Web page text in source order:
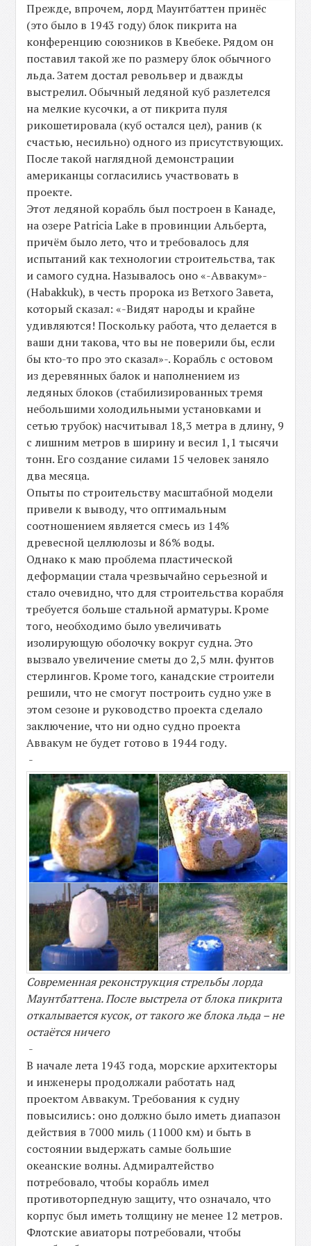
Прежде, впрочем, лорд Маунтбаттен принёс
(это было в 1943 году) блок пикрита на
конференцию союзников в Квебеке. Рядом он
поставил такой же по размеру блок обычного
льда. Затем достал револьвер и дважды
выстрелил. Обычный ледяной куб разлетелся
на мелкие кусочки, а от пикрита пуля
рикошетировала (куб остался цел), ранив (к
счастью, несильно) одного из присутствующих.
После такой наглядной демонстрации
американцы согласились участвовать в
проекте.
Этот ледяной корабль был построен в Канаде,
на озере Patricia Lake в провинции Альберта,
причём было лето, что и требовалось для
испытаний как технологии строительства, так
и самого судна. Называлось оно «-Аввакум»-
(Habakkuk), в честь пророка из Ветхого Завета,
который сказал: «-Видят народы и крайне
удивляются! Поскольку работа, что делается в
ваши дни такова, что вы не поверили бы, если
бы кто-то про это сказал»-. Корабль с остовом
из деревянных балок и наполнением из
ледяных блоков (стабилизированных тремя
небольшими холодильными установками и
сетью трубок) насчитывал 18,3 метра в длину, 9
с лишним метров в ширину и весил 1,1 тысячи
тонн. Его создание силами 15 человек заняло
два месяца.
Опыты по строительству масштабной модели
привели к выводу, что оптимальным
соотношением является смесь из 14%
древесной целлюлозы и 86% воды.
Однако к маю проблема пластической
деформации стала чрезвычайно серьезной и
стало очевидно, что для строительства корабля
требуется больше стальной арматуры. Кроме
того, необходимо было увеличивать
изолирующую оболочку вокруг судна. Это
вызвало увеличение сметы до 2,5 млн. фунтов
стерлингов. Кроме того, канадские строители
решили, что не смогут построить судно уже в
этом сезоне и руководство проекта сделало
заключение, что ни одно судно проекта
Аввакум не будет готово в 1944 году.
-
Современная реконструкция стрельбы лорда
Маунтбаттена. После выстрела от блока пикрита
откалывается кусок, от такого же блока льда – не
остаётся ничего
-
В начале лета 1943 года, морские архитекторы
и инженеры продолжали работать над
проектом Аввакум. Требования к судну
повысились: оно должно было иметь диапазон
действия в 7000 миль (11000 км) и быть в
состоянии выдержать самые большие
океанские волны. Адмиралтейство
потребовало, чтобы корабль имел
противоторпедную защиту, что означало, что
корпус был иметь толщину не менее 12 метров.
Флотские авиаторы потребовали, чтобы